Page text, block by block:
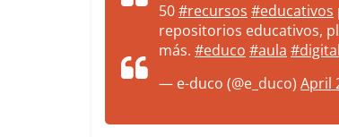
50#recursos #educativos
repositorios educativos,
más. #educo #aula #digital
— e-duco (@e_duco) April